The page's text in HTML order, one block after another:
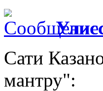
Сати
мантру":